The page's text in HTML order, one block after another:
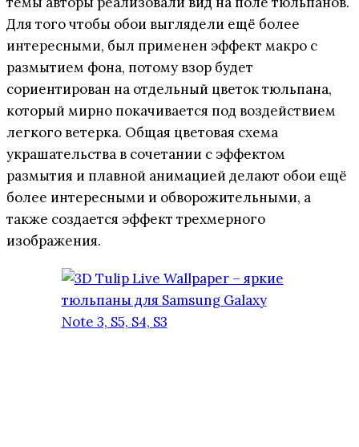
Для того чтобы обои выглядели ещё более
интересными, был применен эффект макро с
размытием фона, потому взор будет
сориентирован на отдельный цветок тюльпана,
который мирно покачивается под воздействием
легкого ветерка. Общая цветовая схема
украшательства в сочетании с эффектом
размытия и плавной анимацией делают обои ещё
более интересными и обворожительными, а
также создается эффект трехмерного
изображения.